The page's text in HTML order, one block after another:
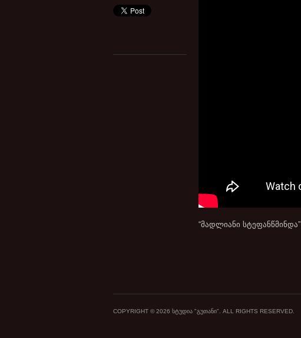
“მადლიანი სტეფანწმინდა”
COPYRIGHT © 2026 ᲡᲢᲣᲓᲘᲐ "ᲒᲣᲗᲐᲜᲘ". ALL RIGHTS RESERVED.